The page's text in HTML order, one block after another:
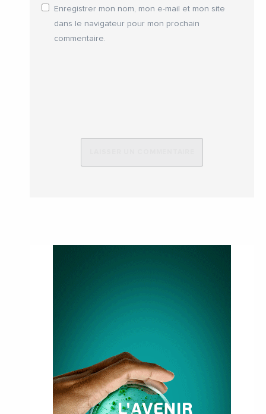
Enregistrer mon nom, mon e-mail et mon site
dans le navigateur pour mon prochain
commentaire.